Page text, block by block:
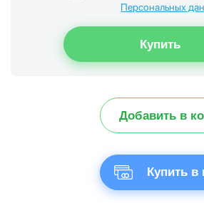
Персональных
Добавить в
Купить в